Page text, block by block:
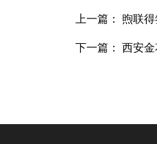
上一篇： 煦联
下一篇： 西安